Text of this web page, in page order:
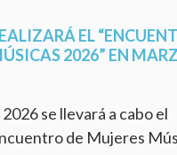
EL
2026” EN
se llevará a cabo el
de Mujeres